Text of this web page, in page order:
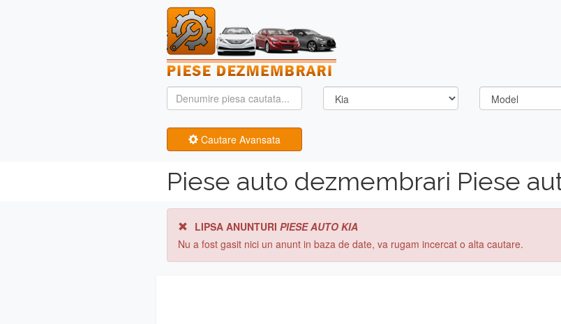
Cautare Avansata
Piese auto dezmembrari Piese
LIPSA ANUNTURI PIESE AUTO KIA
Nu a fost gasit nici un anunt in baza de date, va rugam incercat o alta cautare.